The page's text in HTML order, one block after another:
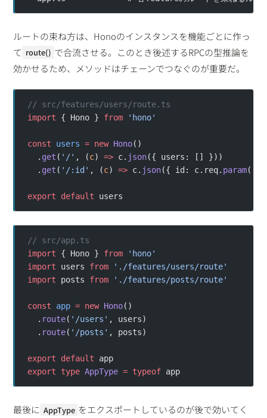
ルートの束ね方は、Honoのインスタンスを機能ごとに作っ
て route() で合流させる。このとき後述するRPCの型推論を
効かせるため、メソッドはチェーンでつなぐのが重要だ。
// src/features/users/route.ts
import { Hono } from 'hono'
const users = new Hono()
  .
get ( '/' , (c) => c. json({ users: [] }))
  .
get ( '/:id' , (c) => c. json({ id: c.req. param(
export default users
// src/app.ts
import { Hono } from 'hono'
import users from './features/users/route'
import posts from './features/posts/route'
const app = new Hono()
  .
route( '/users' , users)
  .
route( '/posts' , posts)
export default app
export type AppType = typeof app
最後に AppType をエクスポートしているのが後で効いてく